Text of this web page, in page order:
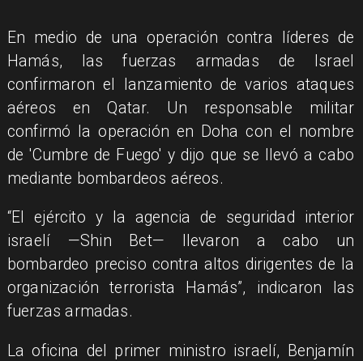
En medio de una operación contra líderes de
Hamás, las fuerzas armadas de Israel
confirmaron el lanzamiento de varios ataques
aéreos en Qatar. Un responsable militar
confirmó la operación en Doha con el nombre
de 'Cumbre de Fuego' y dijo que se llevó a cabo
mediante bombardeos aéreos.
“El ejército y la agencia de seguridad interior
israelí —Shin Bet— llevaron a cabo un
bombardeo preciso contra altos dirigentes de la
organización terrorista Hamás”, indicaron las
fuerzas armadas.
La oficina del primer ministro israelí, Benjamín